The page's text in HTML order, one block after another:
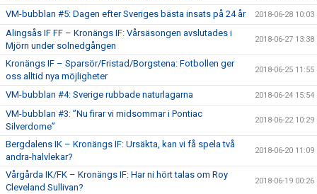
VM-bubblan #5: Dagen efter Sveriges bästa insats på 24 år 2018-06-28 10:03
Alingsås IF FF – Kronängs IF: Vårsäsongen avslutades i
Mjörn under solnedgången
2018-06-27 13:38
Kronängs IF – Sparsör/Fristad/Borgstena: Fotbollen ger
oss alltid nya möjligheter
2018-06-25 11:55
VM-bubblan #4: Sverige rubbade naturlagarna 2018-06-24 15:54
VM-bubblan #3: ”Nu firar vi midsommar i Pontiac
Silverdome”
2018-06-22 10:29
Bergdalens IK – Kronängs IF: Ursäkta, kan vi få spela två
andra-halvlekar?
2018-06-20 11:09
Vårgårda IK/FK – Kronängs IF: Har ni hört talas om Roy
Cleveland Sullivan?
2018-06-19 00:26